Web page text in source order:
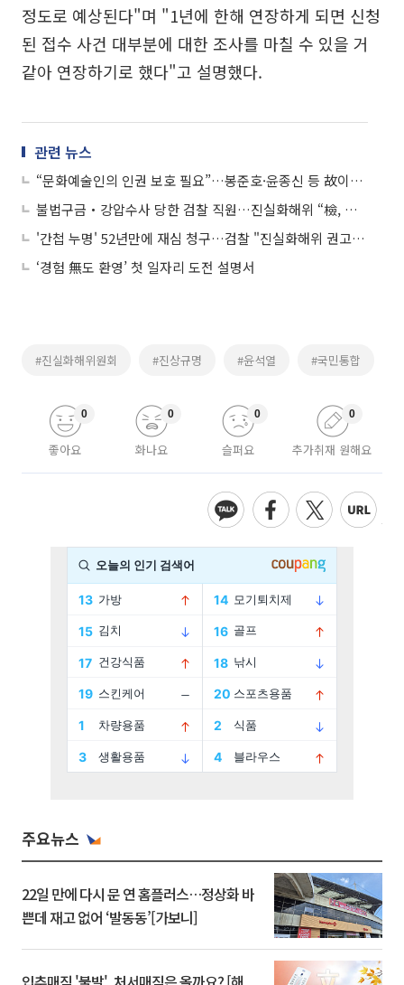
정도로 예상된다"며 "1년에 한해 연장하게 되면 신청
된 접수 사건 대부분에 대한 조사를 마칠 수 있을 거
같아 연장하기로 했다"고 설명했다.
관련 뉴스
“문화예술인의 인권 보호 필요”…봉준호·윤종신 등 故이선균 사건 진상규명 촉구
불법구금‧강압수사 당한 검찰 직원…진실화해위 “檢, 피해자에 사과하라”
'간첩 누명' 52년만에 재심 청구…검찰 "진실화해위 권고 수용 못해" 논란
‘경험 無도 환영’ 첫 일자리 도전 설명서
#진실화해위원회 #진상규명 #윤석열 #국민통합
좋아요
0
화나요
0
슬퍼요
0
추가취재 원해요
0
주요뉴스
22일 만에 다시 문 연 홈플러스…정상화 바
쁜데 재고 없어 ‘발동동’[가보니]